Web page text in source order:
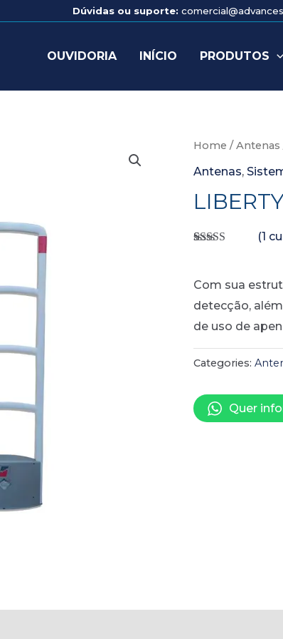
Dúvidas ou suporte:
OUVIDORIA INÍCIO PRODUTOS
Home /Antenas
Antenas,
customer
rating
(1
Com sua
detecção,
de uso de
Categories:
Quer